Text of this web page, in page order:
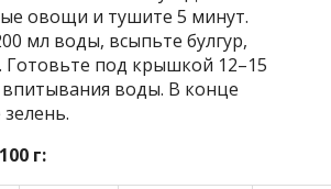
овощи и тушите 5 минут.
мл воды, всыпьте булгур,
Готовьте под крышкой 12–15
воды. В конце
г: